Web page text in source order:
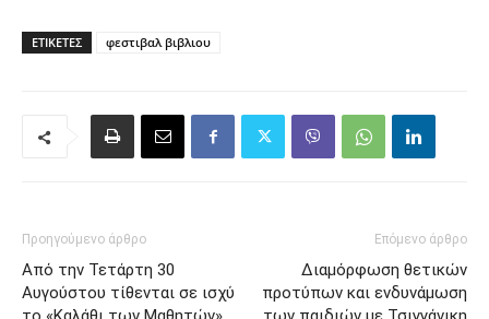
ΕΤΙΚΈΤΕΣ φεστιβαλ βιβλιου
Προηγούμενο άρθρο
Από την Τετάρτη 30
Αυγούστου τίθενται σε ισχύ
Επόμενο άρθρο
Διαμόρφωση θετικών
προτύπων και ενδυνάμωση